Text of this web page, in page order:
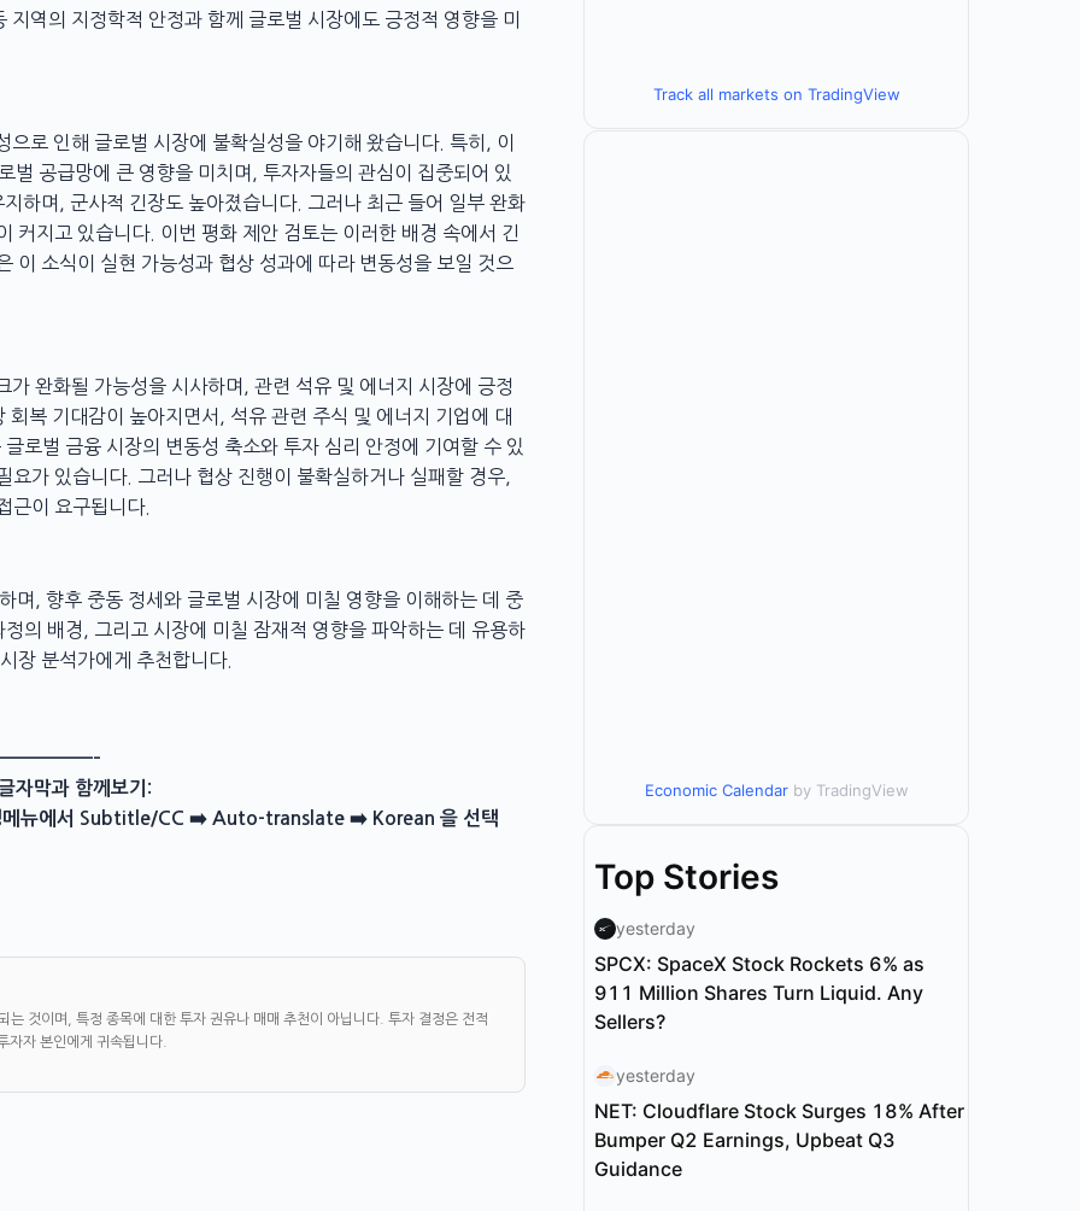
역의 지정학적 안정과 함께 글로벌 시장에도 긍정적 영향을 미
로 인해 글로벌 시장에 불확실성을 야기해 왔습니다. 특히, 이
공급망에 큰 영향을 미치며, 투자자들의 관심이 집중되어 있
하며, 군사적 긴장도 높아졌습니다. 그러나 최근 들어 일부 완화
커지고 있습니다. 이번 평화 제안 검토는 이러한 배경 속에서 긴
이 소식이 실현 가능성과 협상 성과에 따라 변동성을 보일 것으
완화될 가능성을 시사하며, 관련 석유 및 에너지 시장에 긍정
복 기대감이 높아지면서, 석유 관련 주식 및 에너지 기업에 대
로벌 금융 시장의 변동성 축소와 투자 심리 안정에 기여할 수 있
가 있습니다. 그러나 협상 진행이 불확실하거나 실패할 경우,
근이 요구됩니다.
며, 향후 중동 정세와 글로벌 시장에 미칠 영향을 이해하는 데 중
의 배경, 그리고 시장에 미칠 잠재적 영향을 파악하는 데 유용하
장 분석가에게 추천합니다.
자막과 함께보기:
정메뉴에서 Subtitle/CC ➡️ Auto-translate ➡️ Korean 을 선택
것이며, 특정 종목에 대한 투자 권유나 매매 추천이 아닙니다. 투자 결정은 전적
자자 본인에게 귀속됩니다.
Track all markets on TradingView
Economic Calendar by TradingView